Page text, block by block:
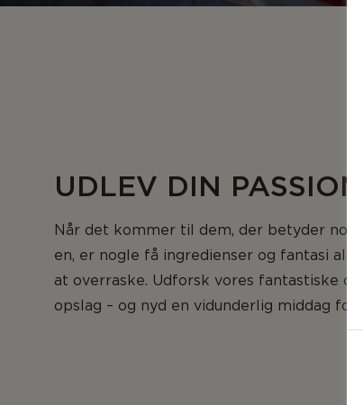
UDLEV DIN PASSION
Når det kommer til dem, der betyder
en, er nogle få ingredienser og fantasi alt
at overraske. Udforsk vores fantastiske
opslag – og nyd en vidunderlig middag for